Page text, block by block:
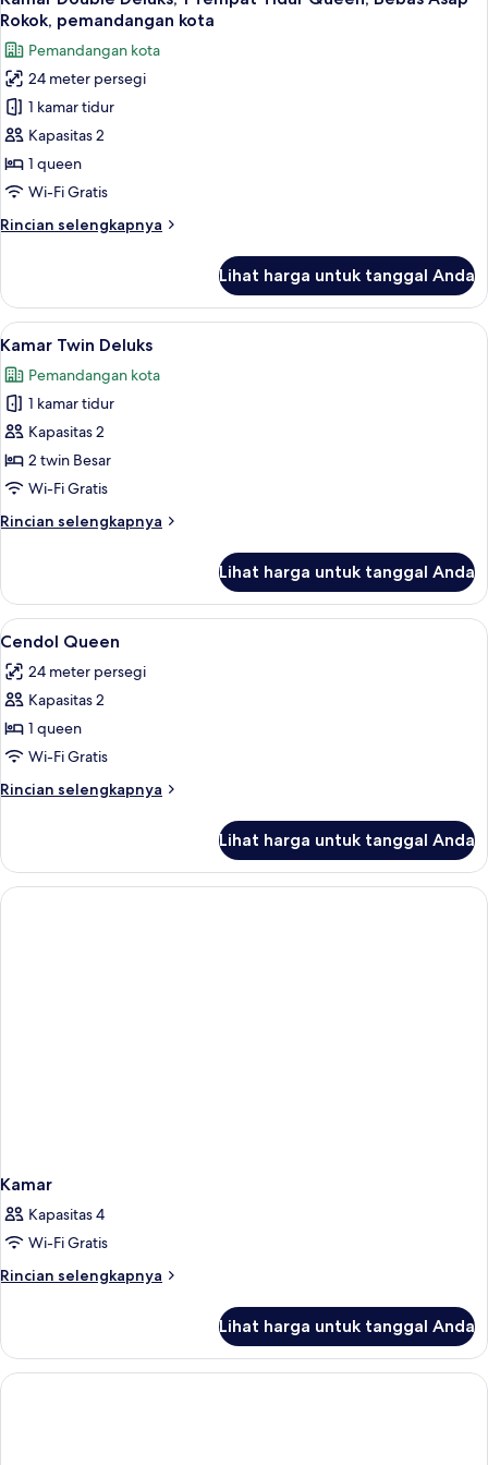
semua
foto
untuk
Kamar
Double
Deluks,
1
Tempat
Queen,
Rokok,
pemandangan
kota
Rokok, pemandangan kota
Pemandangan kota
24 meter persegi
1 kamar tidur
Kapasitas 2
1 queen
Wi-Fi Gratis
Rincian selengkapnya
Rincian
Kamar
Double
Deluks,
Tempat
Tidur
Queen,
Bebas
Asap
Rokok,
pemandangan
kota
Lihat harga untuk tanggal Anda
Lihat
semua
foto
untuk
Kamar
Twin
Deluks
Meja kerja, ruang kerja ramah
6
Kamar Twin Deluks
Pemandangan kota
1 kamar tidur
Kapasitas 2
2 twin Besar
Wi-Fi Gratis
Rincian selengkapnya
Rincian
Kamar
Twin
Deluks
Lihat harga untuk tanggal Anda
Lihat
semua
foto
untuk
Cendol
Queen
Meja kerja, ruang kerja ramah
7
Cendol Queen
24 meter persegi
Kapasitas 2
1 queen
Wi-Fi Gratis
Rincian selengkapnya
Rincian
Cendol
Queen
Lihat harga untuk tanggal Anda
Kamar
Kapasitas 4
Wi-Fi Gratis
Rincian selengkapnya
Rincian
Kamar
Lihat harga untuk tanggal Anda